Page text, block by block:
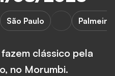
São Paulo
clássico pela
no Morumbi.